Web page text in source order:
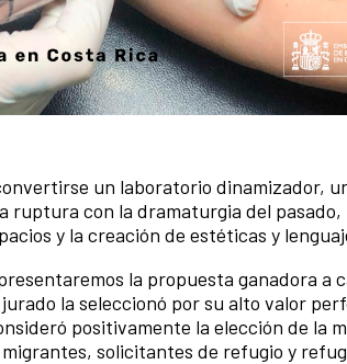
un laboratorio dinamizador,
ruptura con la dramaturgia del
y la creación de estéticas y
la propuesta ganadora a
jurado la seleccionó por su alto valor
positivamente la elección de la
solicitantes de refugio y